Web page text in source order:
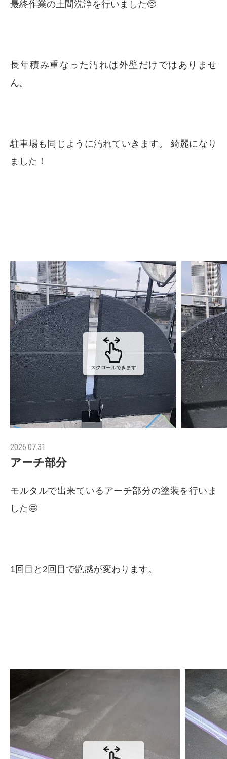
最終作業の土間洗浄を行いました🥺
長年積み重なった汚れは外壁だけではありませ
ん。
駐車場も同じように汚れていきます。 綺麗になり
ました！
スクロールできます
2026.07.31
アーチ部分
モルタルで出来ているアーチ部分の塗装を行いま
した🤩
1回目と2回目で艶感が変わります。